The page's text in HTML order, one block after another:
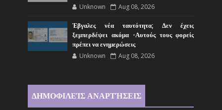
Unknown Aug 08, 2026
Έβγαλες νέα ταυτότητα; Δεν έχεις
ξεμπερδέψει ακόμα -Αυτούς τους φορείς
πρέπει να ενημερώσεις
Unknown Aug 08, 2026
ΔΗΜΟΦΙΛΕΊΣ ΑΝΑΡΤΉΣΕΙΣ